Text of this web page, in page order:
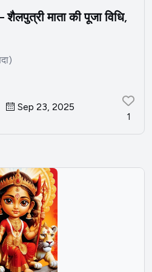
शैलपुत्री माता की पूजा विधि,
Sep 23, 2025
1